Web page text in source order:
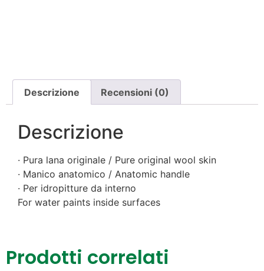
Descrizione Recensioni (0)
Descrizione
· Pura lana originale / Pure original wool skin
· Manico anatomico / Anatomic handle
· Per idropitture da interno
For water paints inside surfaces
Prodotti correlati